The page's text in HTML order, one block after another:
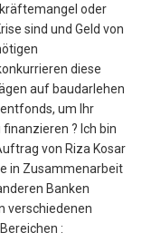
oder
sind und Geld von
diese
auf baudarlehen
um Ihr
? Ich bin
von Riza Kosar
in Zusammenarbeit
Banken
verschiedenen
: